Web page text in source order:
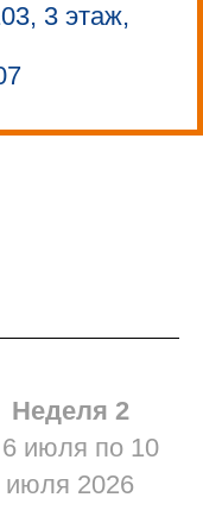
3 этаж,
Неделя 2
июля по 10
июля 2026